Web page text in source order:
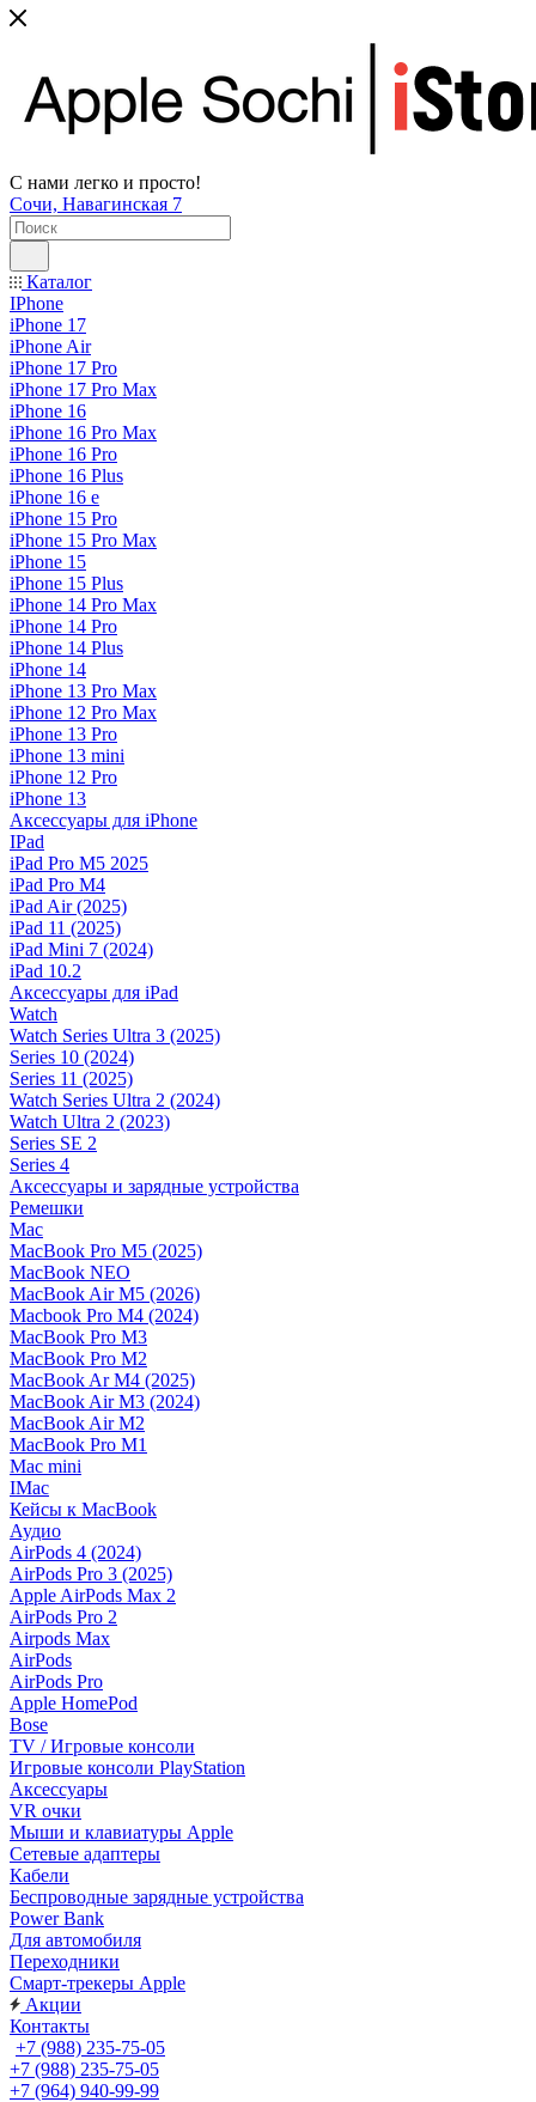
С нами легко и просто!
Сочи, Навагинская 7
Каталог
IPhone
iPhone 17
iPhone Air
iPhone 17 Pro
iPhone 17 Pro Max
iPhone 16
iPhone 16 Pro Max
iPhone 16 Pro
iPhone 16 Plus
iPhone 16 e
iPhone 15 Pro
iPhone 15 Pro Max
iPhone 15
iPhone 15 Plus
iPhone 14 Pro Max
iPhone 14 Pro
iPhone 14 Plus
iPhone 14
iPhone 13 Pro Max
iPhone 12 Pro Max
iPhone 13 Pro
iPhone 13 mini
iPhone 12 Pro
iPhone 13
Аксессуары для iPhone
IPad
iPad Pro M5 2025
iPad Pro M4
iPad Air (2025)
iPad 11 (2025)
iPad Mini 7 (2024)
iPad 10.2
Аксессуары для iPad
Watch
Watch Series Ultra 3 (2025)
Series 10 (2024)
Series 11 (2025)
Watch Series Ultra 2 (2024)
Watch Ultra 2 (2023)
Series SE 2
Series 4
Аксессуары и зарядные устройства
Ремешки
Mac
MacBook Pro M5 (2025)
MacBook NEO
MacBook Air M5 (2026)
Macbook Pro M4 (2024)
MacBook Pro M3
MacBook Pro M2
MacBook Ar M4 (2025)
MacBook Air M3 (2024)
MacBook Air M2
MacBook Pro M1
Mac mini
IMac
Кейсы к MacBook
Аудио
AirPods 4 (2024)
AirPods Pro 3 (2025)
Apple AirPods Max 2
AirPods Pro 2
Airpods Max
AirPods
AirPods Pro
Apple HomePod
Bose
TV / Игровые консоли
Игровые консоли PlayStation
Аксессуары
VR очки
Мыши и клавиатуры Apple
Сетевые адаптеры
Кабели
Беспроводные зарядные устройства
Power Bank
Для автомобиля
Переходники
Смарт-трекеры Apple
Акции
Контакты
+7 (988) 235-75-05
+7 (988) 235-75-05
+7 (964) 940-99-99